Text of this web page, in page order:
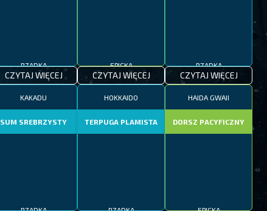
CZYTAJ WIĘCEJ CZYTAJ WIĘCEJ CZYTAJ WIĘCEJ
KAKADU
SUM SREBRZYSTY
HOKKAIDO
TERPUGA PLAMISTA
HAIDA GWAII
DORSZ PACYFICZNY